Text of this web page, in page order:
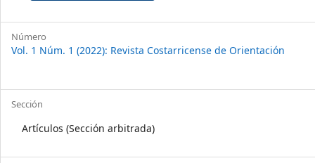
Número
Vol. 1 Núm. 1 (2022): Revista Costarricense de Orientación
Sección
Artículos (Sección arbitrada)